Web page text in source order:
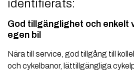
identifierats:
God tillgänglighet och enkelt
egen bil
Nära till service, god tillgång till
och cykelbanor, lättillgängliga